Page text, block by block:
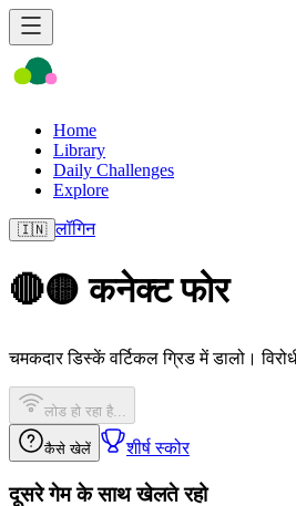
Home
Library
Daily Challenges
Explore
🇮🇳 लॉगिन
🔴🟡 कनेक्ट फोर
चमकदार डिस्कें वर्टिकल ग्रिड में डालो।
लोड हो रहा है...
कैसे खेलें शीर्ष स्कोर
दूसरे गेम के साथ खेलते रहो